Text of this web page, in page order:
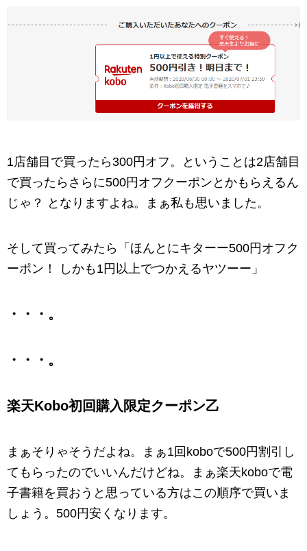
1店舗目で買ったら300円オフ。ということは2店舗目
で買ったらさらに500円オフクーポンとかもらえるん
じゃ？ となりますよね。まぁ私も思いました。
そして買ってみたら「ほんとにキターー500円オフク
ーポン！ しかも1円以上でつかえるヤツーー」
・・・。
・・・。
楽天Kobo初回購入限定クーポン乙
まぁそりゃそうだよね。まぁ1回koboで500円割引し
てもらったのでいいんだけどね。まぁ楽天koboで電
子書籍を買おうと思っている方はこの順序で買いま
しょう。500円安くなります。